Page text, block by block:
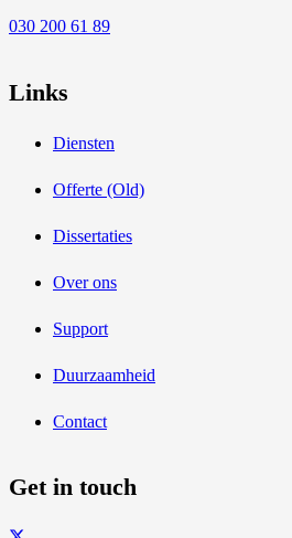
030 200 61 89
Links
Diensten
Offerte (Old)
Dissertaties
Over ons
Support
Duurzaamheid
Contact
Get in touch